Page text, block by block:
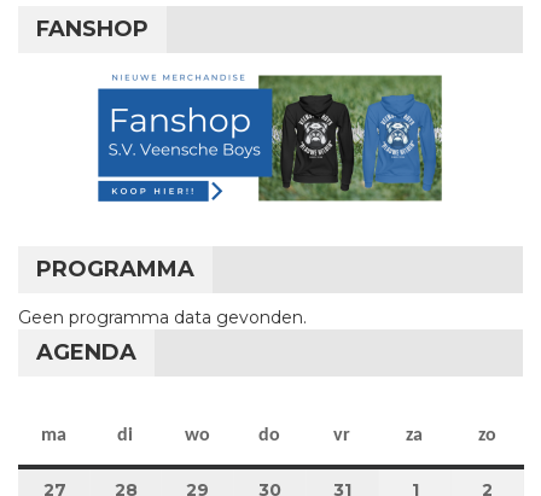
FANSHOP
PROGRAMMA
Geen programma data gevonden.
AGENDA
ma maandag
di dinsdag
wo woensdag
do donderdag
vr vrijdag
za zaterdag
zo
27 27 juli 2026
28 28 juli 2026
29 29 juli 2026
30 30 juli 2026
31 31 juli 2026
11 augustus
2